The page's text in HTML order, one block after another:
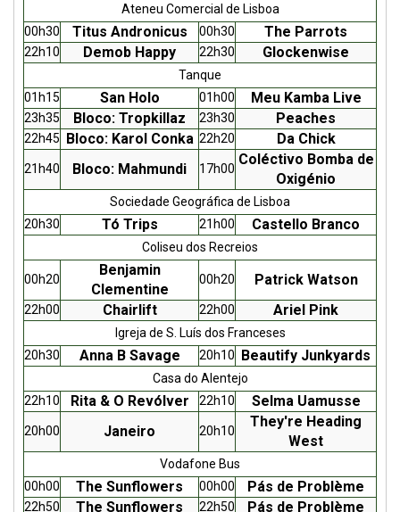
Vodafone Bus
00h00
The Sunflowers 00h00 Pás de Problème
22h50 The Sunflowers 22h50 Pás de Problème
Ateneu Comercial de Lisboa
00h30
Titus Andronicus 00h30 The Parrots
22h10 Demob Happy 22h30 Glockenwise
Tanque
01h15
San Holo 01h00 Meu Kamba Live
23h35 Bloco: Tropkillaz 23h30 Peaches
22h45 Bloco: Karol Conka 22h20 Da Chick
21h40 Bloco: Mahmundi 17h00
Coléctivo Bomba de
Oxigénio
Sociedade Geográfica de Lisboa
20h30
Tó Trips 21h00 Castello Branco
Coliseu dos Recreios
00h20
Benjamin
Clementine
00h20 Patrick Watson
22h00 Chairlift 22h00 Ariel Pink
Igreja de S. Luís dos Franceses
20h30
Anna B Savage 20h10 Beautify Junkyards
Casa do Alentejo
22h10
Rita & O Revólver 22h10 Selma Uamusse
20h00 Janeiro 20h10
They're Heading
West